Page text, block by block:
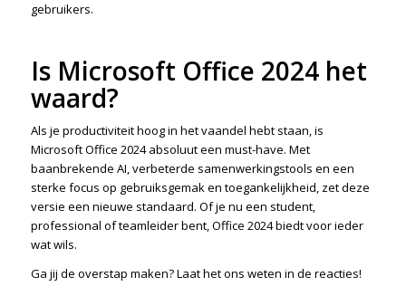
gebruikers.
Is Microsoft Office 2024 het
waard?
Als je productiviteit hoog in het vaandel hebt staan, is
Microsoft Office 2024 absoluut een must-have. Met
baanbrekende AI, verbeterde samenwerkingstools en een
sterke focus op gebruiksgemak en toegankelijkheid, zet deze
versie een nieuwe standaard. Of je nu een student,
professional of teamleider bent, Office 2024 biedt voor ieder
wat wils.
Ga jij de overstap maken? Laat het ons weten in de reacties!